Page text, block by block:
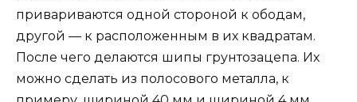
привариваются одной стороной к ободам,
другой — к расположенным в их квадратам.
После чего делаются шипы грунтозацепа. Их
можно сделать из полосового металла, к